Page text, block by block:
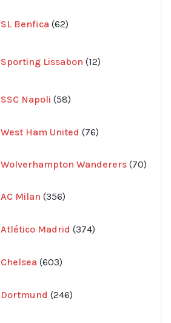
SL Benfica 62
produkter
Sporting Lissabon 12produkter
SSC Napoli 58
produkter
West Ham United 76
produkter
Wolverhampton Wanderers 70
AC Milan 356
produkter
Atlético Madrid 374
produkter
Chelsea 603
produkter
Dortmund 246
produkter